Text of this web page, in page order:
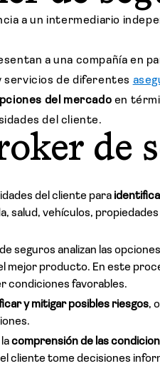
a un intermediario
a una compañía en
servicios de diferentes
del mercado en
del cliente.
de
del cliente para
salud, vehículos,
seguros analizan las
mejor producto. En este
condiciones favorables.
y mitigar posibles riesgos,
comprensión de las
cliente tome decisiones